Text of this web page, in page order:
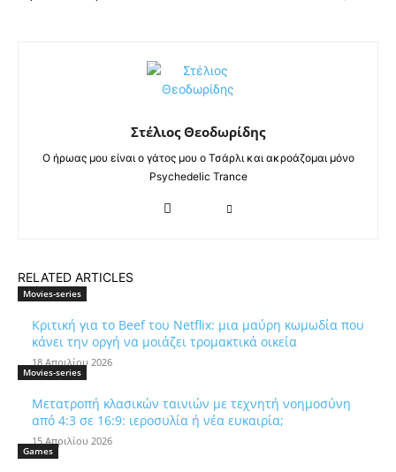
Στέλιος Θεοδωρίδης
Ο ήρωας μου είναι ο γάτος μου ο Τσάρλι και ακροάζομαι μόνο
Psychedelic Trance
RELATED ARTICLES
Movies-series
Κριτική για το Beef του Netflix: μια μαύρη κωμωδία που
κάνει την οργή να μοιάζει τρομακτικά οικεία
18 Απριλίου 2026
Movies-series
Μετατροπή κλασικών ταινιών με τεχνητή νοημοσύνη
από 4:3 σε 16:9: ιεροσυλία ή νέα ευκαιρία;
15 Απριλίου 2026
Games